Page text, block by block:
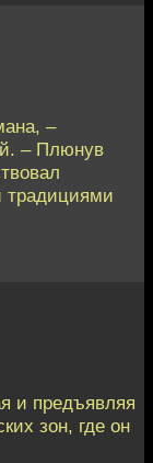
–
– Плюнув
традициями
и предъявляя
зон, где он